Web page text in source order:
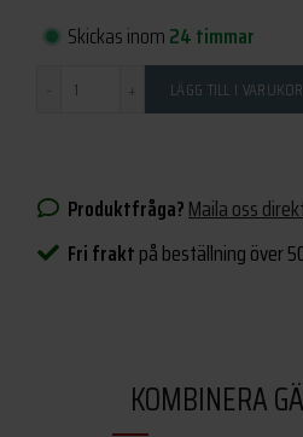
Skickas inom24 timmar
LÄGG TILL I
Produktfråga?Maila oss
Fri fraktpå beställning över
KOMBINERA